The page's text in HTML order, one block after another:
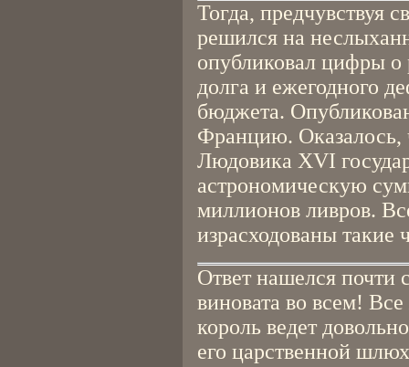
Тогда, предчувствуя
решился на
опубликовал цифры о
долга и ежегодного
бюджета.
Францию. Оказалось,
Людовика XVI
астрономическую
миллионов ливров.
израсходованы
Ответ нашелся почти
виновата во всем!
король ведет
его царственной